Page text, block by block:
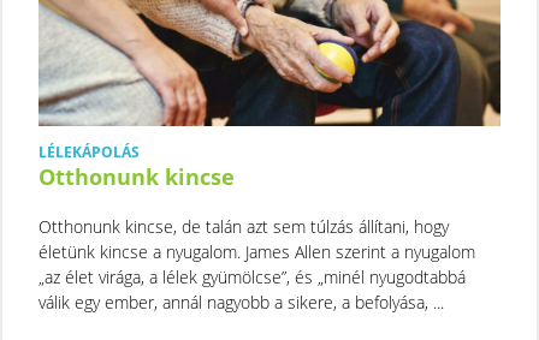
LÉLEKÁPOLÁS
Otthonunk kincse
Otthonunk kincse, de talán azt sem túlzás állítani, hogy
életünk kincse a nyugalom. James Allen szerint a nyugalom
„az élet virága, a lélek gyümölcse”, és „minél nyugodtabbá
válik egy ember, annál nagyobb a sikere, a befolyása, ...